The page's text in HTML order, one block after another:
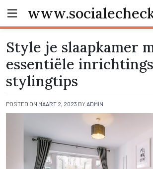
content
Style je slaapkamer
essentiële
stylingtips
POSTED ON MAART 2, 2023 BY ADMIN